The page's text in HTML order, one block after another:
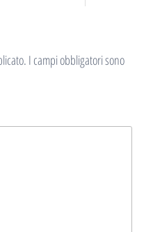
I campi obbligatori sono